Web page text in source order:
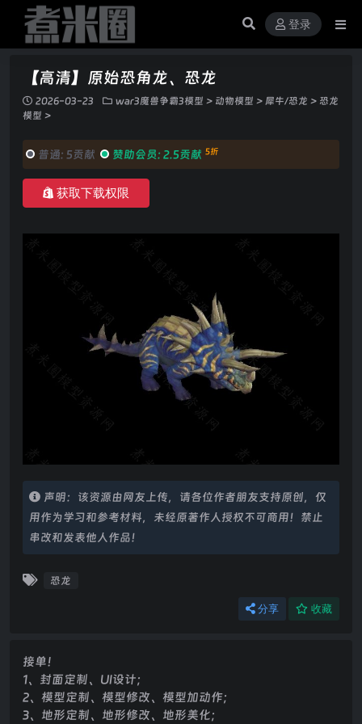
登录
【高清】原始恐角龙、恐龙
2026-03-23 war3魔兽争霸3模型 > 动物模型 > 犀牛/恐龙 > 恐龙
模型 >
普通: 5贡献 赞助会员: 2.5贡献 5折
获取下载权限
声明：该资源由网友上传，请各位作者朋友支持原创，仅
用作为学习和参考材料，未经原著作人授权不可商用！禁止
串改和发表他人作品！
恐龙
分享 收藏
接单！
1、封面定制、UI设计；
2、模型定制、模型修改、模型加动作；
3、地形定制、地形修改、地形美化；